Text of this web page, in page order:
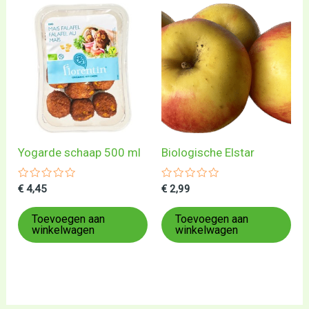
Yogarde schaap 500 ml
Gewaardeerd
uit
5
€ 4,45
Toevoegen aan
winkelwagen
Biologische Elstar
Gewaardeerd
uit
5
€ 2,99
Toevoegen aan
winkelwagen